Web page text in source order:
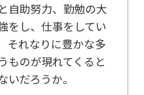
自助努力、勤勉の大
をし、仕事をしてい
それなりに豊かな多
ものが現れてくると
いだろうか。